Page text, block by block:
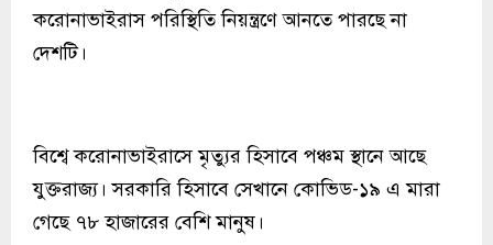
করোনাভাইরাস পরিস্থিতি নিয়ন্ত্রণে আনতে পারছে না
দেশটি।
বিশ্বে করোনাভাইরাসে মৃত্যুর হিসাবে পঞ্চম স্থানে আছে
যুক্তরাজ্য। সরকারি হিসাবে সেখানে কোভিড-১৯ এ মারা
গেছে ৭৮ হাজারের বেশি মানুষ।